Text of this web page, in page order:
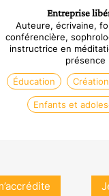
Entreprise
Auteure, écrivaine,
conférencière,
instructrice en
présence
Éducation
Enfants et